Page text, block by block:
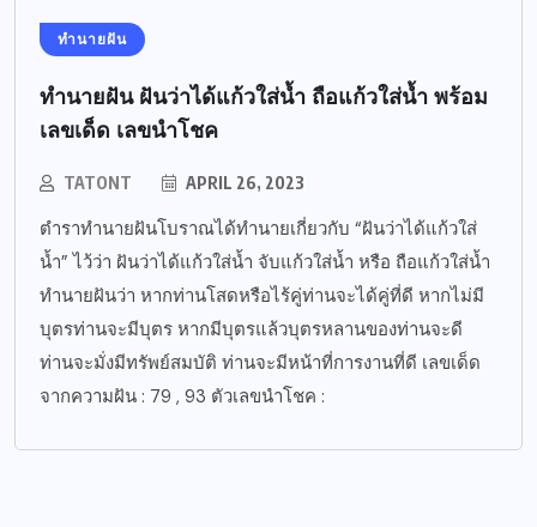
ทำนายฝัน
ทำนายฝัน ฝันว่าได้แก้วใส่น้ำ ถือแก้วใส่น้ำ พร้อม
เลขเด็ด เลขนำโชค
TATONT APRIL 26, 2023
ตำราทำนายฝันโบราณได้ทำนายเกี่ยวกับ “ฝันว่าได้แก้วใส่
น้ำ” ไว้ว่า ฝันว่าได้แก้วใส่น้ำ จับแก้วใส่น้ำ หรือ ถือแก้วใส่น้ำ
ทำนายฝันว่า หากท่านโสดหรือไร้คู่ท่านจะได้คู่ที่ดี หากไม่มี
บุตรท่านจะมีบุตร หากมีบุตรแล้วบุตรหลานของท่านจะดี
ท่านจะมั่งมีทรัพย์สมบัติ ท่านจะมีหน้าที่การงานที่ดี เลขเด็ด
จากความฝัน : 79 , 93 ตัวเลขนำโชค :